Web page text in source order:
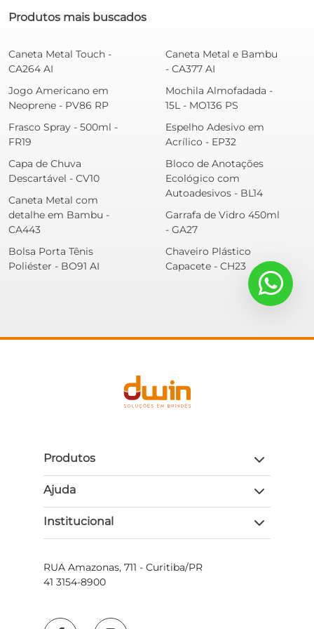
Produtos mais buscados
Caneta Metal Touch -
CA264 AI
Jogo Americano em
Neoprene - PV86 RP
Frasco Spray - 500ml -
FR19
Caneta Metal e Bambu
- CA377 AI
Mochila Almofadada -
15L - MO136 PS
Espelho Adesivo em
Acrílico - EP32
Capa de Chuva
Descartável - CV10
Caneta Metal com
detalhe em Bambu -
CA443
Bolsa Porta Tênis
Poliéster - BO91 AI
Bloco de Anotações
Ecológico com
Autoadesivos - BL14
Garrafa de Vidro 450ml
- GA27
Chaveiro Plástico
Capacete - CH23
Produtos
Ajuda
Institucional
RUA Amazonas, 711 - Curitiba/PR
41 3154-8900